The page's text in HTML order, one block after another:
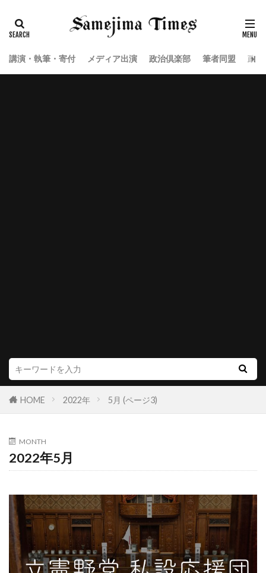
講演・執筆・寄付 メディア出演 政治倶楽部 筆者同盟 政
HOME 2022年 5月 (ページ3)
MONTH
2022年5月